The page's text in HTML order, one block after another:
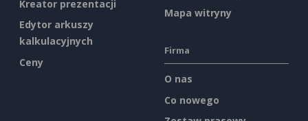
Kreator prezentacji
Edytor arkuszy
kalkulacyjnych
Ceny
Mapa witryny
Firma
O nas
Co nowego